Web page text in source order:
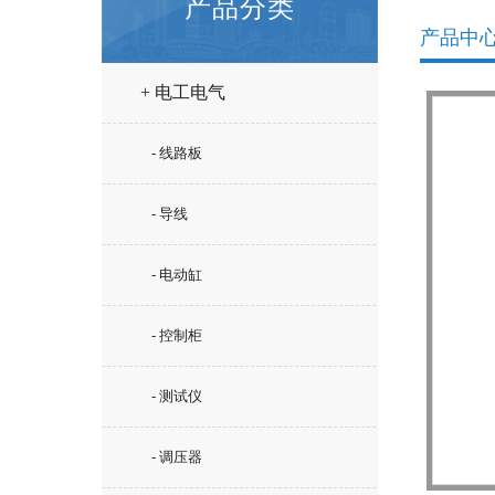
产品分类
+ 电工电气
- 线路板
- 导线
- 电动缸
- 控制柜
- 测试仪
- 调压器
产品中